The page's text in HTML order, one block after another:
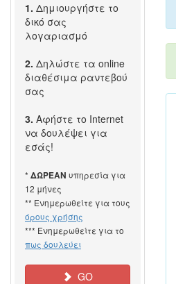
1. Δημιουργήστε το
δικό σας
λογαριασμό
2. Δηλώστε τα online
διαθέσιμα ραντεβού
σας
3. Αφήστε το Internet
να δουλέψει για
εσάς!
* ΔΩΡΕΑΝ υπηρεσία για
12 μήνες
** Ενημερωθείτε για τους
όρους χρήσης
*** Ενημερωθείτε για το
πως δουλεύει
GO